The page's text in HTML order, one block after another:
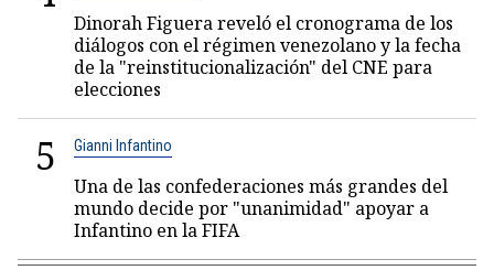
Dinorah Figuera reveló el cronograma de los
diálogos con el régimen venezolano y la fecha
de la "reinstitucionalización" del CNE para
elecciones
5 Gianni Infantino
Una de las confederaciones más grandes del
mundo decide por "unanimidad" apoyar a
Infantino en la FIFA